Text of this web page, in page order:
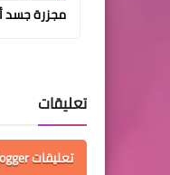
مجزرة جسد
تعليقات
تعليقات Blogger